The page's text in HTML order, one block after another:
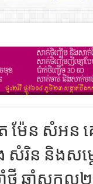
ម៉ែន សំអន
រិន និងសម្តេ
ថ្មី ឆ្នាំសក